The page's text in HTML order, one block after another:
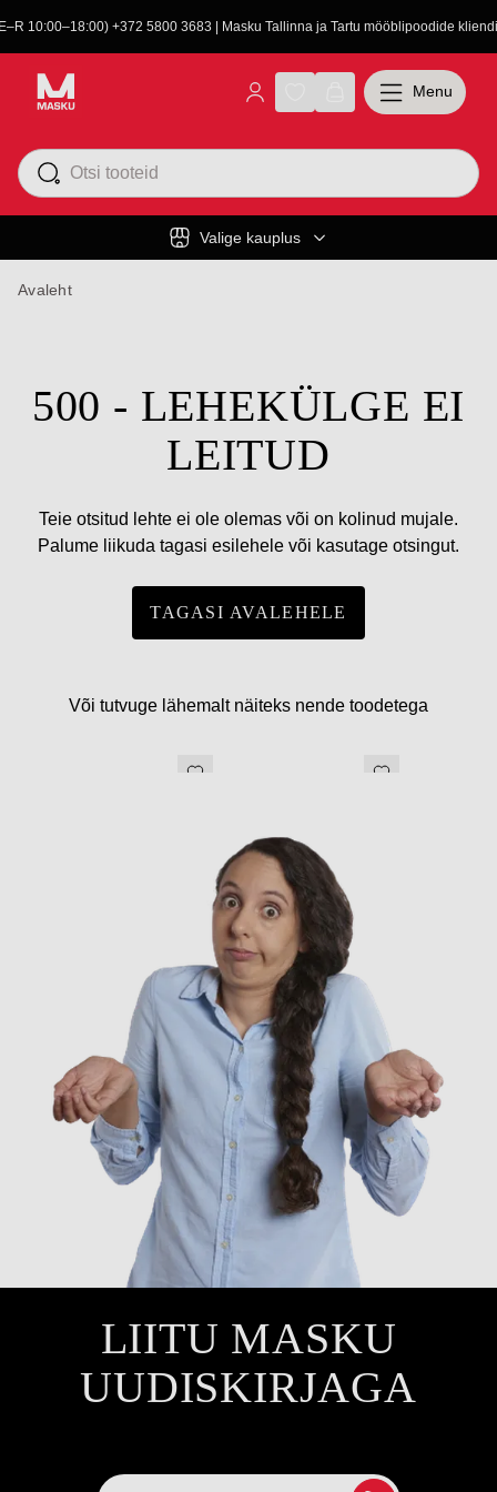
10:00–18:00) +372 5800 3683 | Masku Tallinna ja Tartu mööblipoodide
Valige kauplus
Menu
Avaleht
500 - LEHEKÜLGE EI
LEITUD
Teie otsitud lehte ei ole olemas või on kolinud mujale.
Palume liikuda tagasi esilehele või kasutage otsingut.
TAGASI AVALEHELE
Või tutvuge lähemalt näiteks nende toodetega
LIITU MASKU
UUDISKIRJAGA